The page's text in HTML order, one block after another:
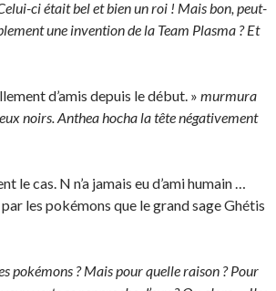
ci était bel et bien un roi ! Mais bon, peut-
une invention de la Team Plasma ? Et
d’amis depuis le début. » murmura
noirs. Anthea hocha la tête négativement
le cas. N n’a jamais eu d’ami humain …
les pokémons que le grand sage Ghétis
pokémons ? Mais pour quelle raison ? Pour